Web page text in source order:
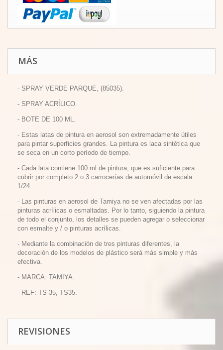
MÁS
- SPRAY VERDE PARQUE, (85035).
- SPRAY ACRÍLICO.
- BOTE DE 100 ML.
- Estas latas de pintura en aerosol son extremadamente útiles
para pintar superficies grandes. La pintura es laca sintética que
se seca en un corto período de tiempo.
- Cada lata contiene 100 ml de pintura, que es suficiente para
cubrir por completo 2 o 3 carrocerías de automóvil de escala
1/24.
- Las pinturas en aerosol de Tamiya no se ven afectadas por las
pinturas acrílicas o esmaltadas. Por lo tanto, siguiendo la pintura
de todo el conjunto, los detalles se pueden agregar o seleccionar
con esmalte y / o pinturas acrílicas.
- Mediante la combinación de tres pinturas diferentes, la
decoración de los modelos de plástico será más simple y más
efectiva.
- MARCA: TAMIYA.
- REF: TS-35, TS35.
REVISIONES